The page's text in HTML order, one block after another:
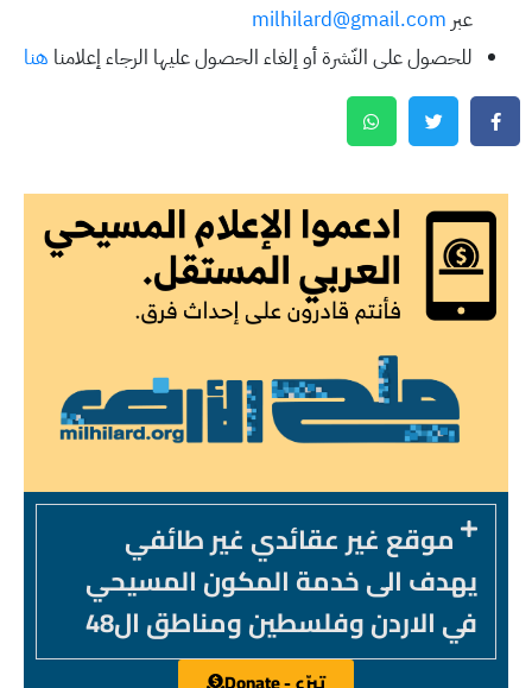
عبر milhilard@gmail.com
للحصول على النّشرة أو إلغاء الحصول عليها الرجاء إعلامنا هنا
موقع غير عقائدي غير طائفي
يهدف الى خدمة المكون المسيحي
في الاردن وفلسطين ومناطق ال48